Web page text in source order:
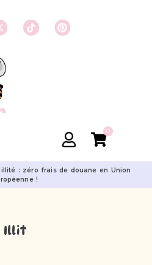
0
: zéro frais de douane en Union
!
Illit